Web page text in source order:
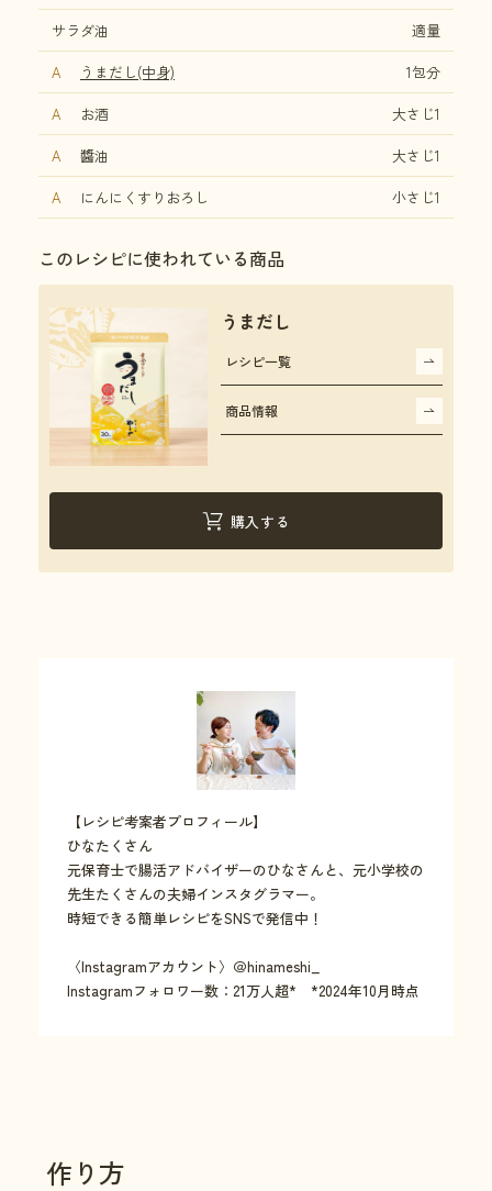
サラダ油
適量
A
うまだし(中身)
1包分
A
お酒
大さじ1
A
醬油
大さじ1
A
にんにくすりおろし 小さじ1
このレシピに使われている商品
うまだし
レシピ一覧
商品情報
購入する
【レシピ考案者プロフィール】
ひなたくさん
元保育士で腸活アドバイザーのひなさんと、元小学校の
先生たくさんの夫婦インスタグラマー。
時短できる簡単レシピをSNSで発信中！
〈Instagramアカウント〉＠hinameshi_
Instagramフォロワー数：21万人超* *2024年10月時点
作り方